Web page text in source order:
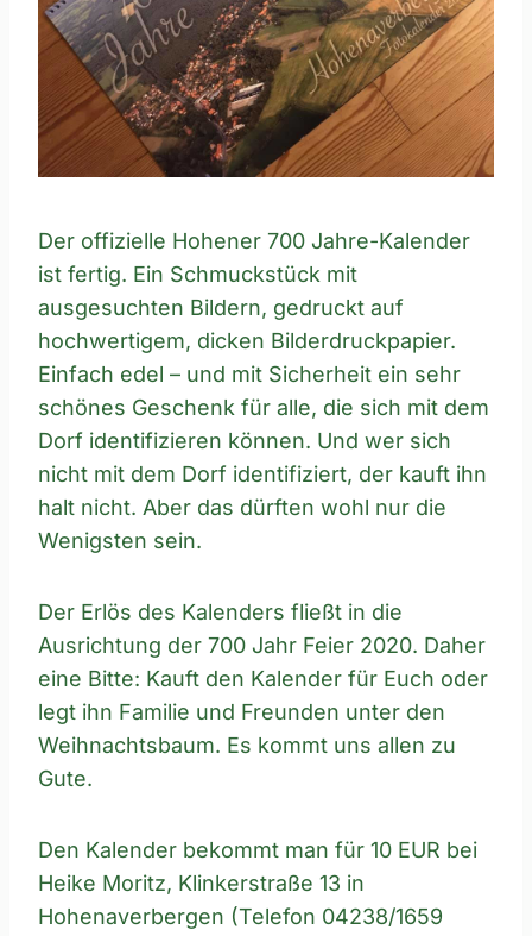
Der offizielle Hohener 700 Jahre-Kalender
ist fertig. Ein Schmuckstück mit
ausgesuchten Bildern, gedruckt auf
hochwertigem, dicken Bilderdruckpapier.
Einfach edel – und mit Sicherheit ein sehr
schönes Geschenk für alle, die sich mit dem
Dorf identifizieren können. Und wer sich
nicht mit dem Dorf identifiziert, der kauft ihn
halt nicht. Aber das dürften wohl nur die
Wenigsten sein.
Der Erlös des Kalenders fließt in die
Ausrichtung der 700 Jahr Feier 2020. Daher
eine Bitte: Kauft den Kalender für Euch oder
legt ihn Familie und Freunden unter den
Weihnachtsbaum. Es kommt uns allen zu
Gute.
Den Kalender bekommt man für 10 EUR bei
Heike Moritz, Klinkerstraße 13 in
Hohenaverbergen (Telefon 04238/1659